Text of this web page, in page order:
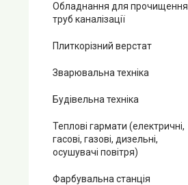
Обладнання для прочищення
труб каналізації
Плиткорізний верстат
Зварювальна техніка
Будівельна техніка
Теплові гармати (електричні,
гасові, газові, дизельні,
осушувачі повітря)
Фарбувальна станція